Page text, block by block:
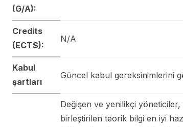
(G/A):
Credits
(ECTS):
N/A
Kabul
şartları
Güncel kabul gereksinimlerini
Değişen ve yenilikçi yöneticiler,
birleştirilen teorik bilgi en iyi